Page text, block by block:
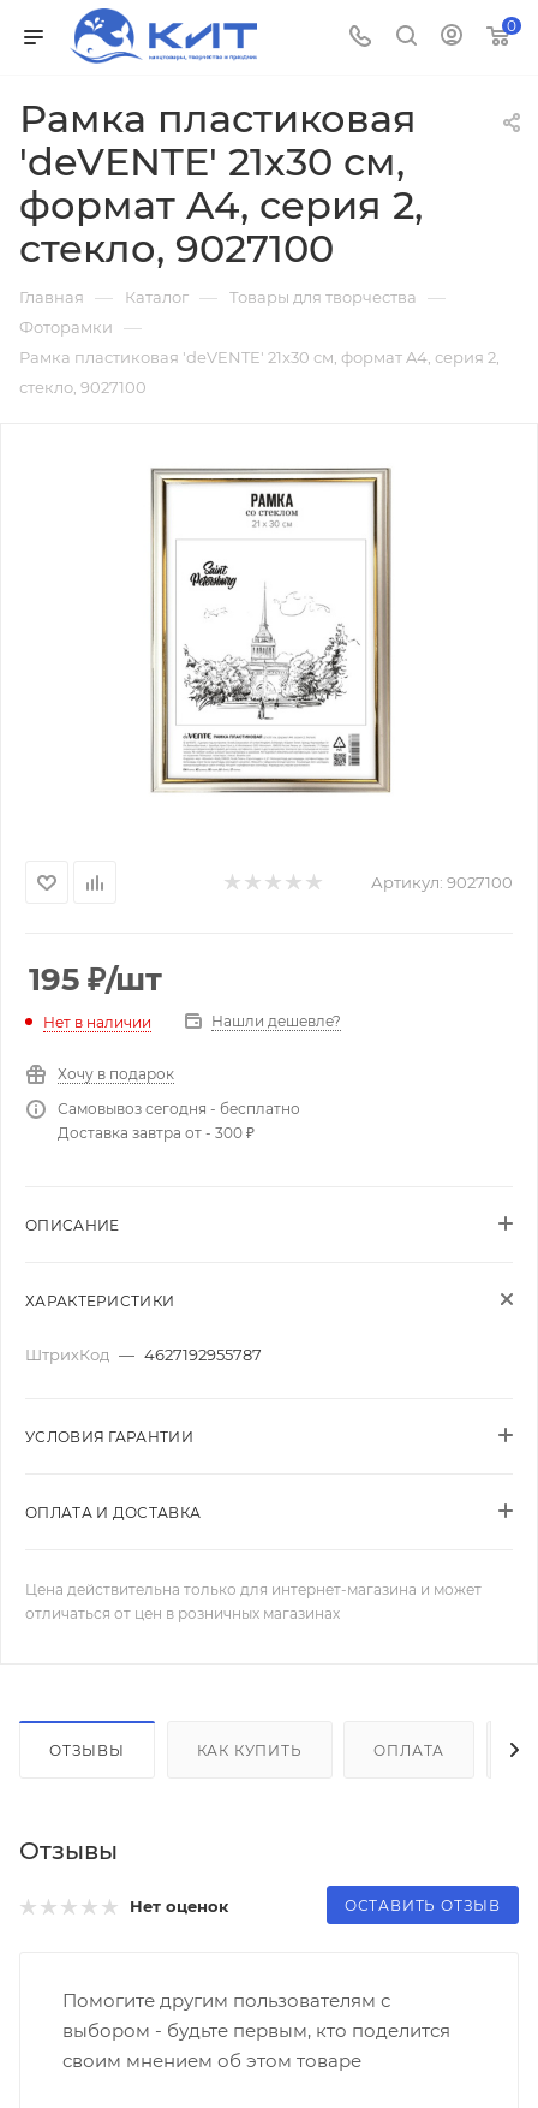
0
Рамка пластиковая
'deVENTE' 21x30 см,
формат A4, серия 2,
стекло, 9027100
Главная — Каталог — Товары для творчества —
Фоторамки —
Рамка пластиковая 'deVENTE' 21x30 см, формат A4, серия 2,
стекло, 9027100
Артикул: 9027100
195 ₽/шт
Нет в наличии Нашли дешевле?
Хочу в подарок
Самовывоз сегодня - бесплатно
Доставка завтра от - 300 ₽
ОПИСАНИЕ
ХАРАКТЕРИСТИКИ
ШтрихКод — 4627192955787
УСЛОВИЯ ГАРАНТИИ
ОПЛАТА И ДОСТАВКА
Цена действительна только для интернет-магазина и может
отличаться от цен в розничных магазинах
ОТЗЫВЫ КАК КУПИТЬ ОПЛАТА
Отзывы
Нет оценок ОСТАВИТЬ ОТЗЫВ
Помогите другим пользователям с
выбором - будьте первым, кто поделится
своим мнением об этом товаре